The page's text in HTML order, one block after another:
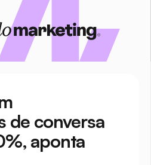
de conversa
aponta